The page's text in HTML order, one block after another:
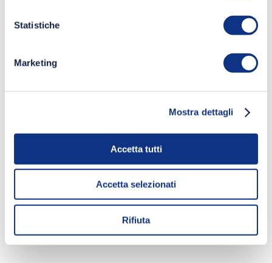
Statistiche
Marketing
Mostra dettagli
Accetta tutti
Accetta selezionati
Rifiuta